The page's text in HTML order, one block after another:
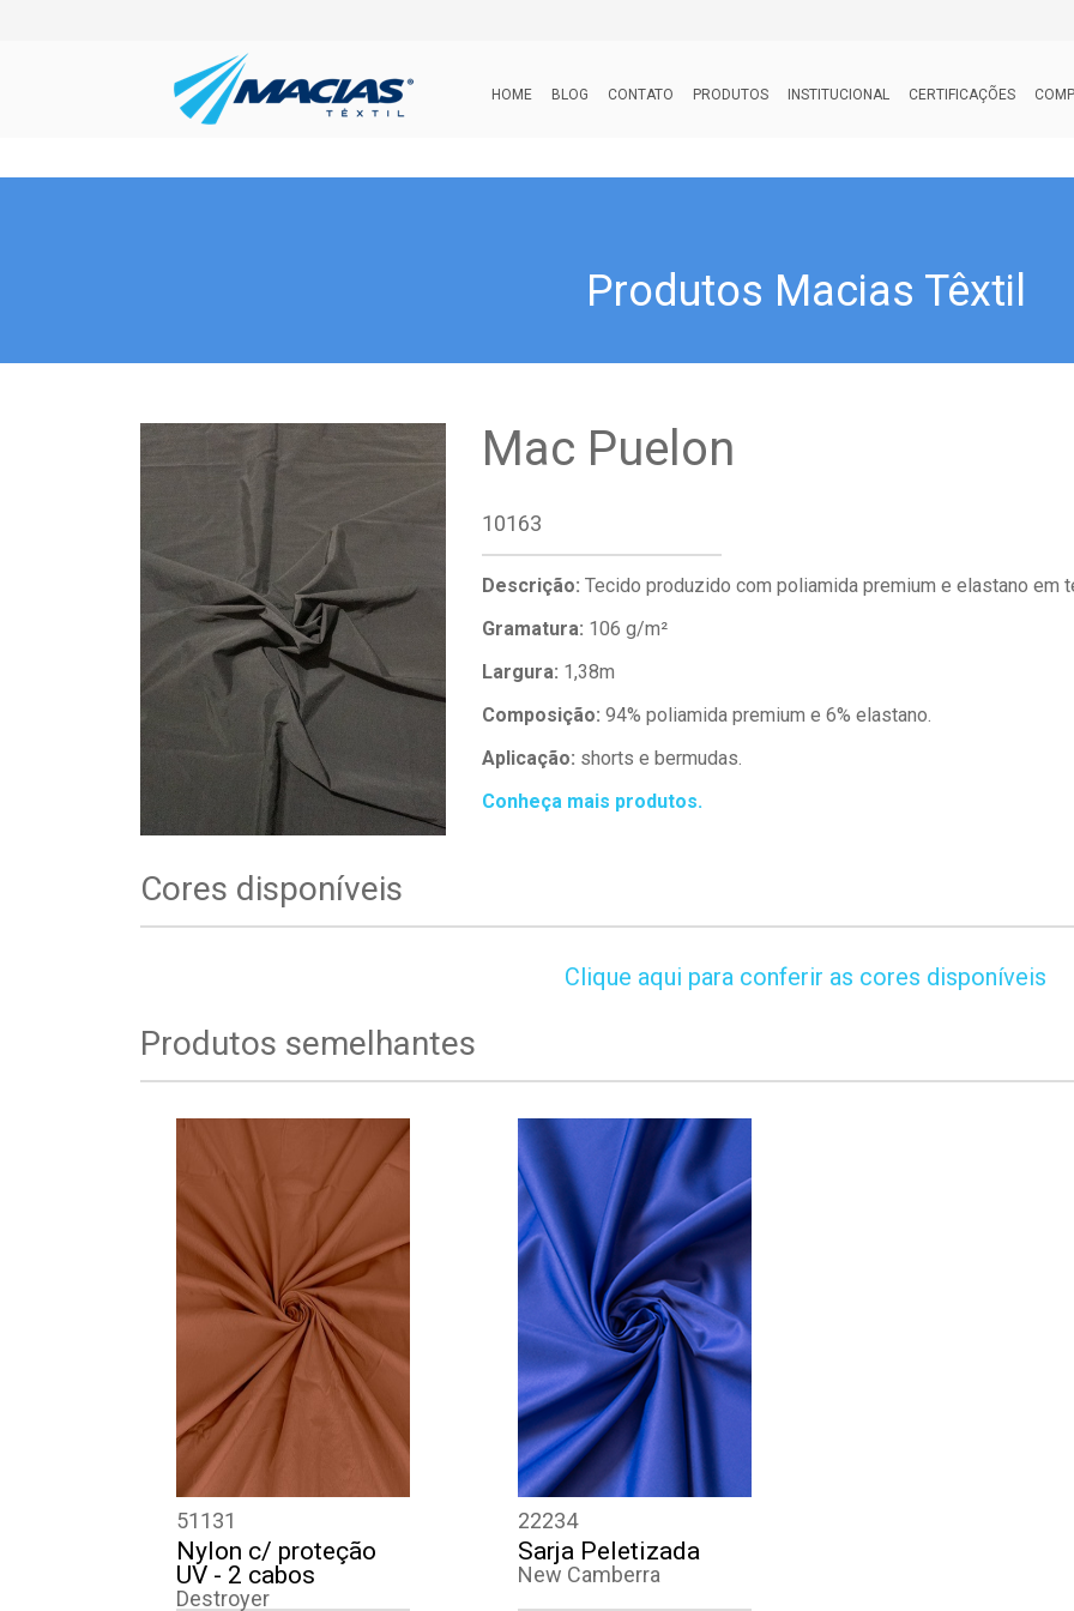
HOME BLOG CONTATO PRODUTOS INSTITUCIONAL CERTIFICAÇÕES
Produtos Macias Têxtil
Mac Puelon
10163
Descrição: Tecido produzido com poliamida premium e elastano em
Gramatura: 106 g/m²
Largura: 1,38m
Composição: 94% poliamida premium e 6% elastano.
Aplicação: shorts e bermudas.
Conheça mais produtos.
Cores disponíveis
Clique aqui para conferir as cores disponíveis
Produtos semelhantes
    [post_type] => produto
    [posts_per_page] => 4
    [post__in] => Array
        (
            [0] => 149
            [1] => 88
            [2] => 113
            [3] => 152
51131
Nylon c/ proteção
UV - 2 cabos
Destroyer
22234
Sarja Peletizada
New Camberra